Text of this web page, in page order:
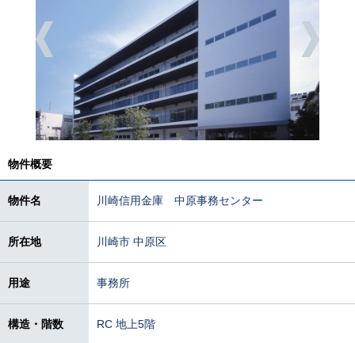
物件概要
物件名 川崎信用金庫 中原事務センター
所在地 川崎市 中原区
用途 事務所
構造・階数 RC 地上5階